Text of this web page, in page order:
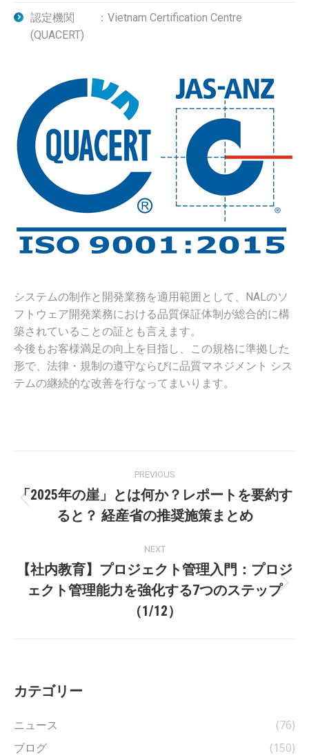
認定機関 ：Vietnam Certification Centre
(QUACERT)
システムの制作と開発業務を適用範囲として、NALのソ
フトウェア開発業務における品質保証体制が総合的に構
築されていることの証とも言えます。
今後もお客様満足の向上を目指し、この規格に準拠した
形で、法律・規制の遵守ならびに品質マネジメント シス
テムの継続的な改善を行なってまいります。
navigation
PREVIOUS
Previous
post:
「2025年の崖」とは何か？レポートを要約す
ると？ 経産省の推奨施策まとめ
NEXT
Next
post:
【社内教育】プロジェクト管理入門：プロジ
ェクト管理能力を強化する7つのステップ
（1/12）
カテゴリー
ニュース
(76)
ブログ
(150)